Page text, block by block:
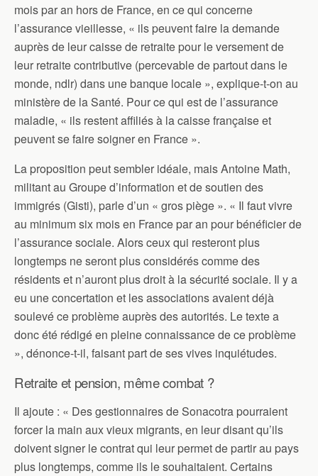
mois par an hors de France, en ce qui concerne
l’assurance vieillesse, « ils peuvent faire la demande
auprès de leur caisse de retraite pour le versement de
leur retraite contributive (percevable de partout dans le
monde, ndlr) dans une banque locale », explique-t-on au
ministère de la Santé. Pour ce qui est de l’assurance
maladie, « ils restent affiliés à la caisse française et
peuvent se faire soigner en France ».
La proposition peut sembler idéale, mais Antoine Math,
militant au Groupe d’information et de soutien des
immigrés (Gisti), parle d’un « gros piège ». « Il faut vivre
au minimum six mois en France par an pour bénéficier de
l’assurance sociale. Alors ceux qui resteront plus
longtemps ne seront plus considérés comme des
résidents et n’auront plus droit à la sécurité sociale. Il y a
eu une concertation et les associations avaient déjà
soulevé ce problème auprès des autorités. Le texte a
donc été rédigé en pleine connaissance de ce problème
», dénonce-t-il, faisant part de ses vives inquiétudes.
Retraite et pension, même combat ?
Il ajoute : « Des gestionnaires de Sonacotra pourraient
forcer la main aux vieux migrants, en leur disant qu’ils
doivent signer le contrat qui leur permet de partir au pays
plus longtemps, comme ils le souhaitaient. Certains